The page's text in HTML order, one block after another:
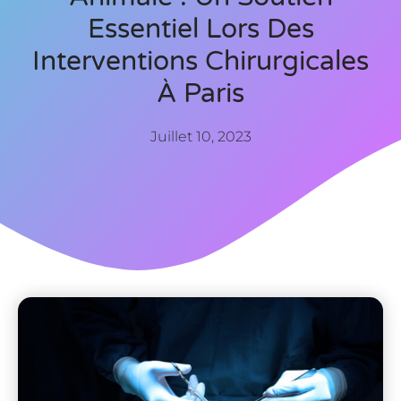
Essentiel Lors Des
Interventions Chirurgicales
À Paris
Juillet 10, 2023